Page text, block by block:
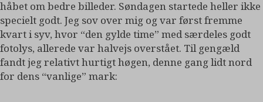
håbet om bedre billeder. Søndagen startede heller ikke
specielt godt. Jeg sov over mig og var først fremme
kvart i syv, hvor “den gylde time” med særdeles godt
fotolys, allerede var halvejs overstået. Til gengæld
fandt jeg relativt hurtigt høgen, denne gang lidt nord
for dens “vanlige” mark: